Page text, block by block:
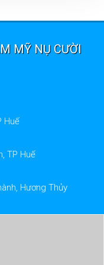
MỸ NỤ CƯỜI
Huế
TP Huế
Hương Thủy